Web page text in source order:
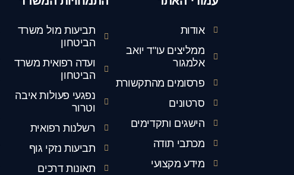
תביעות מול משרד
הביטחון
ועדה רפואית משרד
הביטחון
נפגעי פעולות איבה
וטרור
רשלנות רפואית
תביעות נזקי גוף
תאונות דרכים
אודות
ממליצים עו"ד יואב
אלמגור
פרסומים מהתקשורת
סרטונים
הישגים ותקדימים
מכתבי תודה
מידע מקצועי